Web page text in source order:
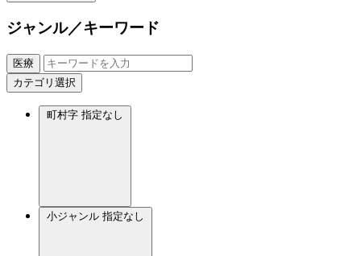
ジャンル／キーワード
医療
カテゴリ選択
町村字 指定なし
小ジャンル 指定なし